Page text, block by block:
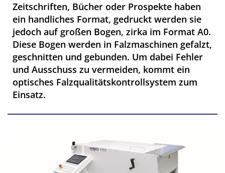
Zeitschriften, Bücher oder Prospekte haben
ein handliches Format, gedruckt werden sie
jedoch auf großen Bogen, zirka im Format A0.
Diese Bogen werden in Falzmaschinen gefalzt,
geschnitten und gebunden. Um dabei Fehler
und Ausschuss zu vermeiden, kommt ein
optisches Falzqualitätskontrollsystem zum
Einsatz.